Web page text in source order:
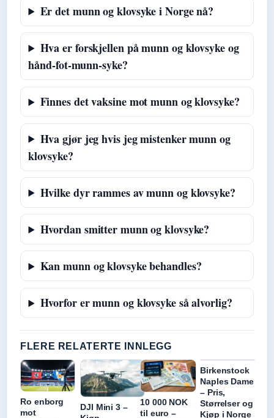
Er det munn og klovsyke i Norge nå?
Hva er forskjellen på munn og klovsyke og
hånd-fot-munn-syke?
Finnes det vaksine mot munn og klovsyke?
Hva gjør jeg hvis jeg mistenker munn og
klovsyke?
Hvilke dyr rammes av munn og klovsyke?
Hvordan smitter munn og klovsyke?
Kan munn og klovsyke behandles?
Hvorfor er munn og klovsyke så alvorlig?
FLERE RELATERTE INNLEGG
Ro enborg
mot
DJI Mini 3 –
10 000 NOK
til euro –
Birkenstock
Naples Dame
– Pris,
Størrelser og
Kjøp i Norge